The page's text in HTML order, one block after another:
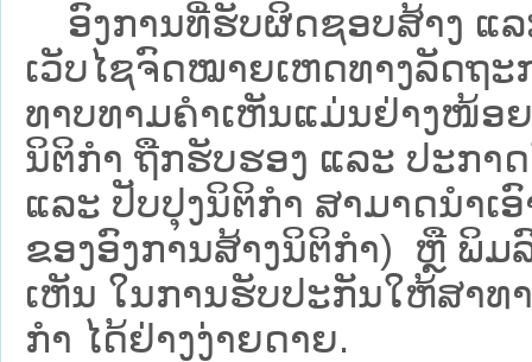
ອົງການທີ່ຮັບຜິດຊອບສ້າງ ແລ
ເວັບ​ໄຊຈົດໝາຍເຫດທາງລັດຖະ
ທາບທາມຄໍາເຫັນແມ່ນຢ່າງໜ້ອ
ນິຕິກໍາ ຖືກຮັບຮອງ ແລະ ປະກາ
ແລະ ປັບປຸງນິຕິກໍາ ສາມາດນຳເ
ຂອງອົງການສ້າງນິຕິກຳ) ຫຼື ພິມ
ເຫັນ ໃນການຮັບປະກັນໃຫ້ສາທ
ກຳ ໄດ້ຢ່າງງ່າຍດາຍ.